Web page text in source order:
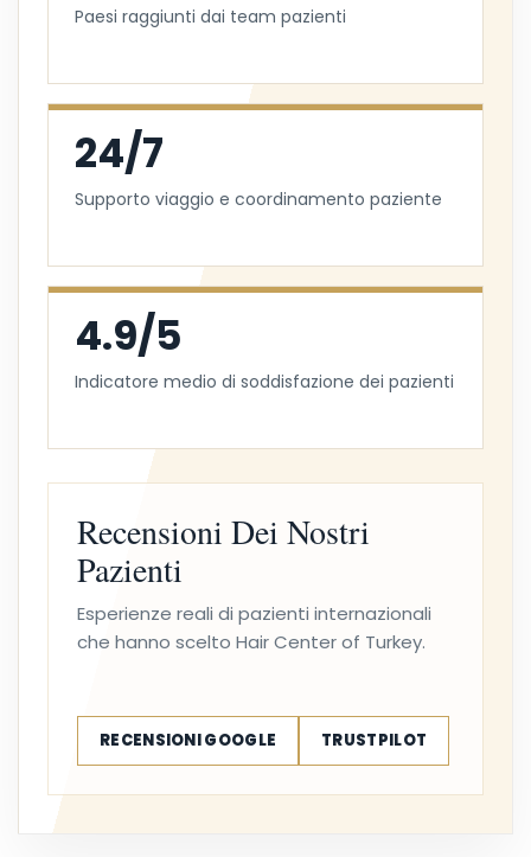
Paesi raggiunti dai team pazienti
24/7
Supporto viaggio e coordinamento paziente
4.9/5
Indicatore medio di soddisfazione dei pazienti
Recensioni Dei Nostri
Pazienti
Esperienze reali di pazienti internazionali
che hanno scelto Hair Center of Turkey.
RECENSIONI GOOGLE TRUSTPILOT